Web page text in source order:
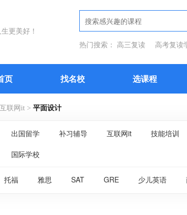
更美好！
热门搜索： 高三复读 高考复读
页 找名校 选课程
互联网it > 平面设计
出国留学 补习辅导 互联网it 技能培训
国际学校
托福 雅思 SAT GRE 少儿英语